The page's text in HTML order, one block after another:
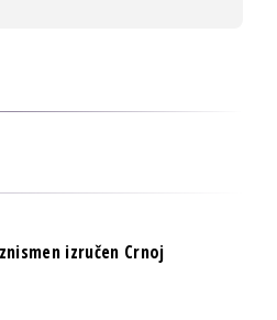
izručen Crnoj